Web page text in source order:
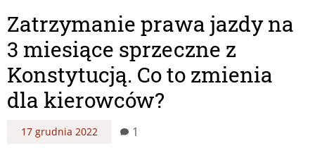
Zatrzymanie prawa jazdy na
3 miesiące sprzeczne z
Konstytucją. Co to zmienia
dla kierowców?
17 grudnia 2022 1